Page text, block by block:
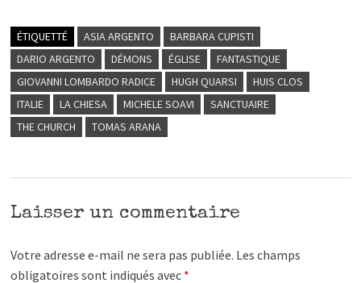
ÉTIQUETTÉ ASIA ARGENTO
BARBARA CUPISTI
DARIO ARGENTO
DÉMONS ÉGLISE
FANTASTIQUE
GIOVANNI LOMBARDO RADICE
HUGH QUARSI
HUIS CLOS
ITALIE
LA CHIESA MICHELE SOAVI
SANCTUAIRE
THE CHURCH
TOMAS ARANA
Laisser un commentaire
Votre adresse e-mail ne sera pas publiée. Les champs
obligatoires sont indiqués avec *